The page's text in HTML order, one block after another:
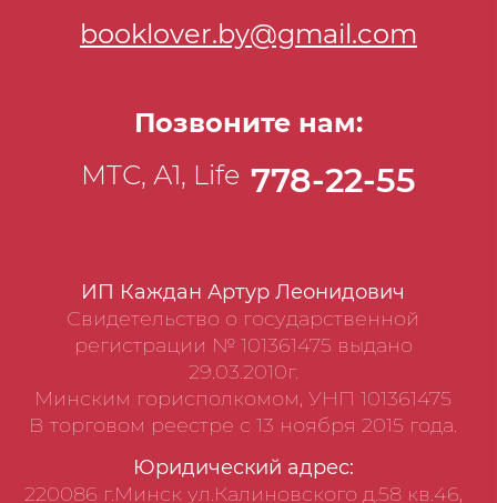
ИП Каждан Артур Леонидович
Свидетельство о государственной
регистрации № 101361475 выдано
29.03.2010г.
Минским горисполкомом, УНП 101361475
В торговом реестре с 13 ноября 2015 года.
Юридический адрес:
220086 г.Минск ул.Калиновского д.58 кв.46,
booklover.by@gmail.com
Позвоните нам:
МТС, А1, Life 778-22-55